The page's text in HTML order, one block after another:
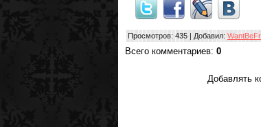
Просмотров: 435 | Добавил:
Всего комментариев: 0
Добавлять